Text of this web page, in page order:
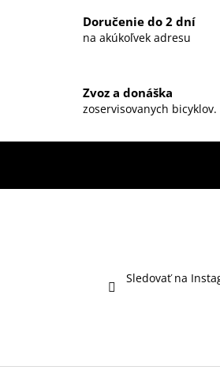
y
v
ý
s
u
Doručenie do 2 dní
na akúkoľvek adresu
Zvoz a donáška
zoservisovanych bicyklov.
Sledovať na